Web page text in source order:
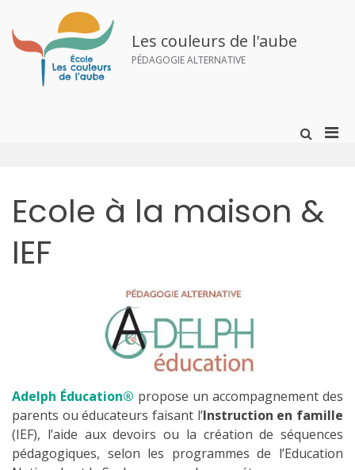
contenu
Les couleurs de l'aube
PÉDAGOGIE ALTERNATIVE
Afficher
Ecole à la maison &
IEF
Adelph Éducation® propose un accompagnement des
parents ou éducateurs faisant l’Instruction en famille
(IEF), l’aide aux devoirs ou la création de séquences
pédagogiques, selon les programmes de l’Education